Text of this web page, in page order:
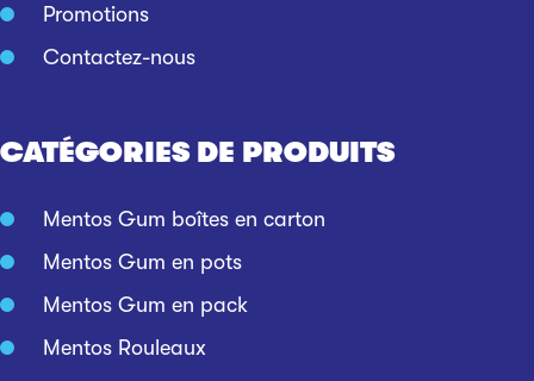
Promotions
Contactez-nous
CATÉGORIES DE PRODUITS
Mentos Gum boîtes en carton
Mentos Gum en pots
Mentos Gum en pack
Mentos Rouleaux